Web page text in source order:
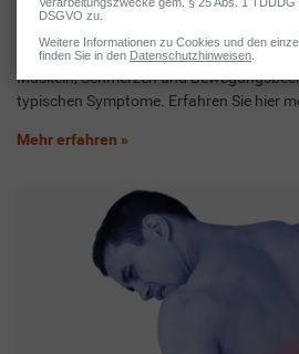
Verspannte Schultern
Verspannungen im Schulterbereich sind
Muskeln, Schmerzen und
typischen Symptome. Erfahren Sie hier
Mehr erfahren